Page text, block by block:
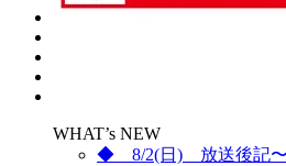
WHAT’s NEW
◆ 8/2(日) 放送後記〜